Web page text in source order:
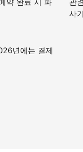
약 완료 시 파
년에는 결제
관
사